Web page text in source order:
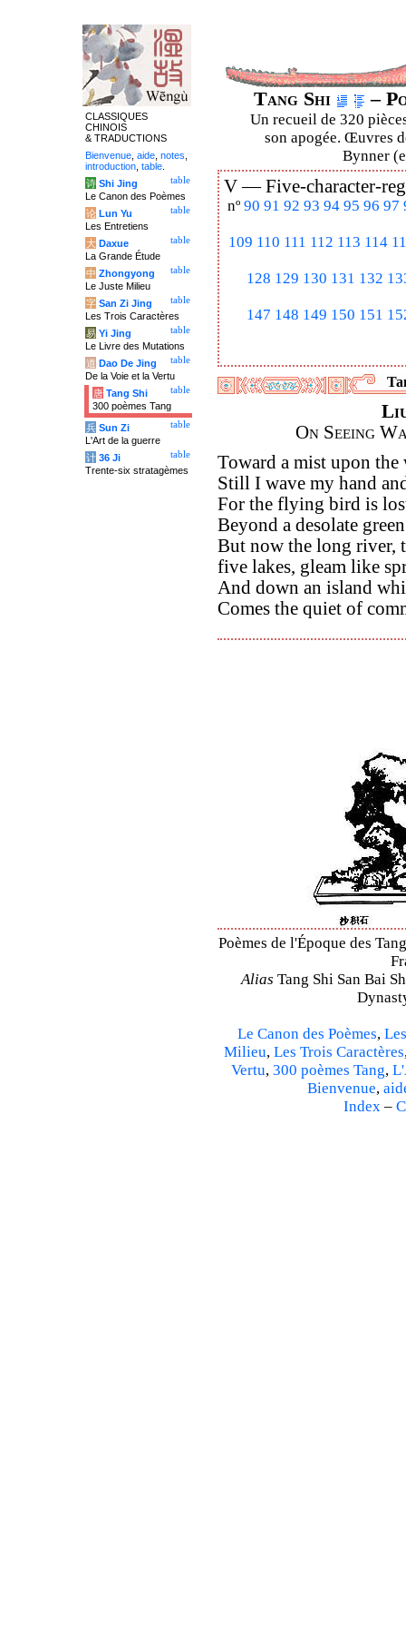
Tang Shi –
Un recueil de 320
son apogée. Œuvres
Bynner
V —Five-character-
nº 90 91 92 93 94 95 96 97
109 110 111 112 113 114
128 129 130 131 132
147 148 149 150 151
On Seeing
Toward a mist upon the
Still I wave my hand
For the flying bird is
Beyond a desolate
But now the long river,
five lakes, gleam like
And down an island
Comes the quiet of
Poèmes de l'Époque des
Alias Tang Shi San Bai
Le Canon des Poèmes,
Milieu, Les Trois Caractères
Vertu, 300 poèmes Tang,
Bienvenue,
Index–
CLASSIQUES
CHINOIS
& TRADUCTIONS
Bienvenue aide notes
introduction table
table
诗 Shi Jing
Le Canon des Poèmes
table
论 Lun Yu
Les Entretiens
table
大 Daxue
La Grande Étude
table
中 Zhongyong
Le Juste Milieu
table
字 San Zi Jing
Les Trois Caractères
table
易 Yi Jing
Le Livre des Mutations
table
道 Dao De Jing
De la Voie et la Vertu
table
唐 Tang Shi
300 poèmes Tang
table
兵 Sun Zi
L'Art de la guerre
table
计 36 Ji
Trente-six stratagèmes